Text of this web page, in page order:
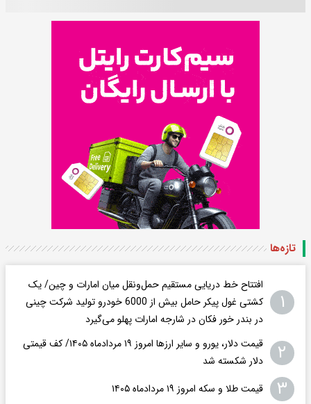
تازه‌ها
۱
افتتاح خط دریایی مستقیم حمل‌ونقل میان امارات و چین/ یک
کشتی غول پیکر حامل بیش از 6000 خودرو تولید شرکت چینی
در بندر خور فکان در شارجه امارات پهلو می‌گیرد
۲
قیمت دلار، یورو و سایر ارزها امروز ۱۹ مردادماه ۱۴۰۵/ کف قیمتی
دلار شکسته شد
۳ قیمت طلا و سکه امروز ۱۹ مردادماه ۱۴۰۵